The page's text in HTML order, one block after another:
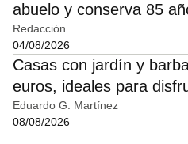
abuelo y conserva 85
Redacción
04/08/2026
Casas con jardín y
euros, ideales para
Eduardo G. Martínez
08/08/2026